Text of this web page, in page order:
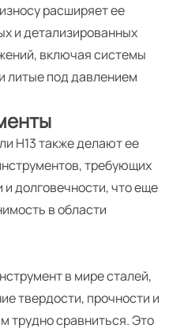
расширяет ее
и детализированных
включая системы
литые под давлением
H13 также делают ее
требующих
и долговечности, что еще
в области
в мире сталей,
твердости, прочности и
трудно сравниться. Это